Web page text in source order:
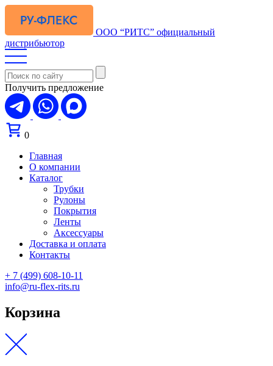
ООО “РИТС” официальный
дистрибьютор
Получить предложение
0
Главная
О компании
Каталог
Трубки
Рулоны
Покрытия
Ленты
Аксессуары
Доставка и оплата
Контакты
+ 7 (499) 608-10-11
info@ru-flex-rits.ru
Корзина